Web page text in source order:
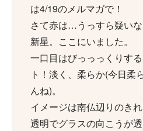
は4/19のメルマガで！
さて赤は…うっすら疑い
新星。ここにいました。
一口目はびっっっくりす
ト！淡く、柔らか(今日柔
んね)。
イメージは南仏辺りのきれ
透明でグラスの向こうが